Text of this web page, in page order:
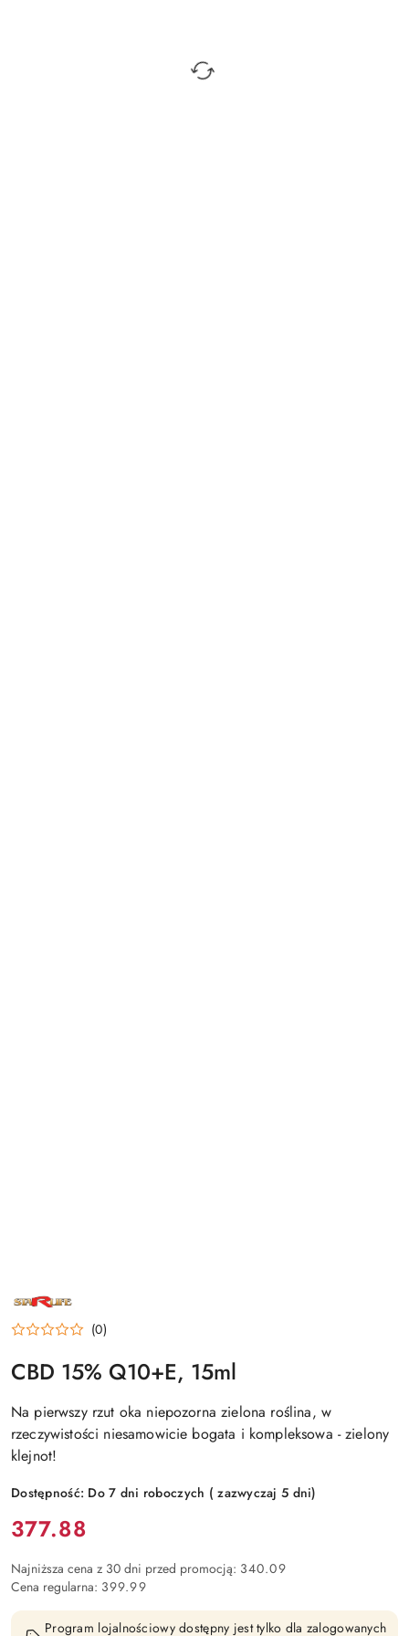
NAZWA
PRODUCENTA:
STARLIFE (0)
CBD 15% Q10+E, 15ml
Na pierwszy rzut oka niepozorna zielona roślina, w
rzeczywistości niesamowicie bogata i kompleksowa - zielony
klejnot!
Dostępność: Do 7 dni roboczych ( zazwyczaj 5 dni)
Cena:
377.88
Najniższa cena z 30 dni przed promocją: 340.09
Cena regularna: 399.99
Program lojalnościowy dostępny jest tylko dla zalogowanych